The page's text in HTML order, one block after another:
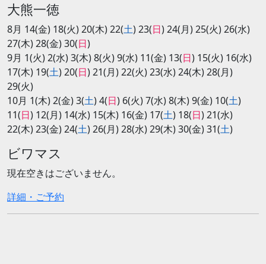
大熊一徳
8月 14(金) 18(火) 20(木) 22(土) 23(日) 24(月) 25(火) 26(水)
27(木) 28(金) 30(日)
9月 1(火) 2(水) 3(木) 8(火) 9(水) 11(金) 13(日) 15(火) 16(水)
17(木) 19(土) 20(日) 21(月) 22(火) 23(水) 24(木) 28(月)
29(火)
10月 1(木) 2(金) 3(土) 4(日) 6(火) 7(水) 8(木) 9(金) 10(土)
11(日) 12(月) 14(水) 15(木) 16(金) 17(土) 18(日) 21(水)
22(木) 23(金) 24(土) 26(月) 28(水) 29(木) 30(金) 31(土)
ビワマス
現在空きはございません。
詳細・ご予約